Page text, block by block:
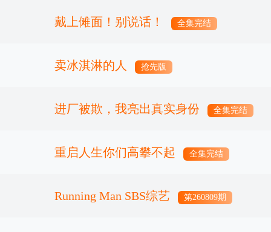
戴上傩面！别说话！ 全集完结
卖冰淇淋的人 抢先版
进厂被欺，我亮出真实身份 全集完结
重启人生你们高攀不起 全集完结
Running Man SBS综艺 第260809期